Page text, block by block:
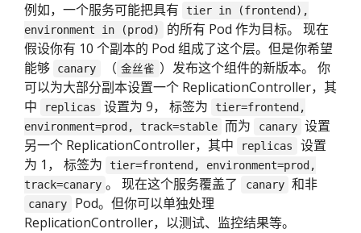
例如，一个服务可能把具有
tier in (frontend),
environment in (prod)
的所有 Pod 作为目标。 现在
假设你有 10 个副本的 Pod 组成了这个层。但是你希望
能够
canary （ 金丝雀 ）发布这个组件的新版本。 你
可以为大部分副本设置一个 ReplicationController，其
中
replicas 设置为 9， 标签为
tier=frontend,
environment=prod, track=stable 而为 canary 设置
另一个 ReplicationController，其中
replicas
设置
为 1， 标签为
tier=frontend, environment=prod,
track=canary 。 现在这个服务覆盖了 canary 和非
canary
Pod。但你可以单独处理
ReplicationController，以测试、监控结果等。